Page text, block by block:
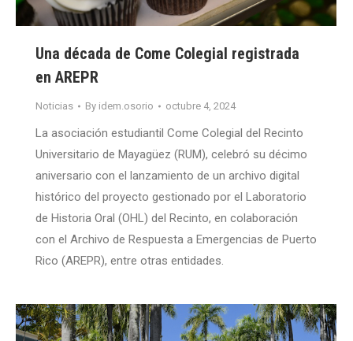
Una década de Come Colegial registrada
en AREPR
Noticias By idem.osorio octubre 4, 2024
La asociación estudiantil Come Colegial del Recinto
Universitario de Mayagüez (RUM), celebró su décimo
aniversario con el lanzamiento de un archivo digital
histórico del proyecto gestionado por el Laboratorio
de Historia Oral (OHL) del Recinto, en colaboración
con el Archivo de Respuesta a Emergencias de Puerto
Rico (AREPR), entre otras entidades.